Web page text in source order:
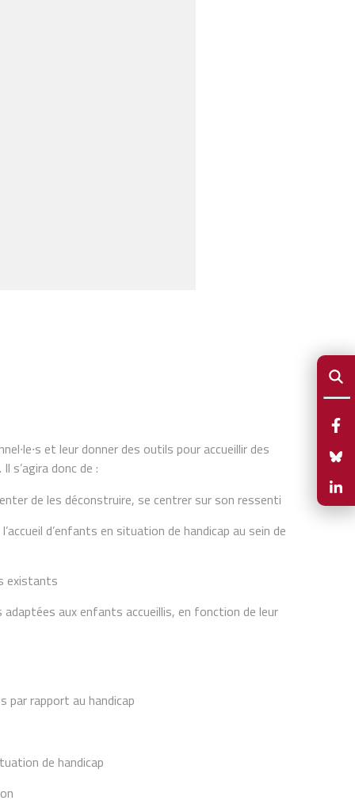
et leur donner des outils pour accueillir des
s’agira donc de :
de les déconstruire, se centrer sur son ressenti
d’enfants en situation de handicap au sein de
existants
aux enfants accueillis, en fonction de leur
par rapport au handicap
de handicap